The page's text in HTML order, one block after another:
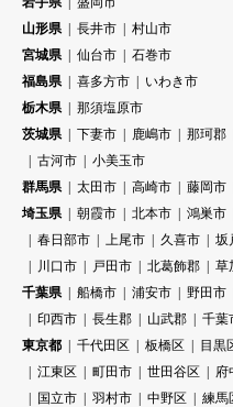
山形県
長井市
村山市
宮城県
仙台市
石巻市
福島県
喜多方市
いわき市
栃木県
那須塩原市
茨城県
下妻市 鹿嶋市 那珂郡
古河市
小美玉市
群馬県
太田市 高崎市 藤岡市
埼玉県
朝霞市 北本市 鴻巣市
春日部市
上尾市 久喜市 坂
川口市
戸田市 北葛飾郡 草
千葉県
船橋市 浦安市 野田市
印西市
長生郡 山武郡 千葉
東京都
千代田区 板橋区 目黒
江東区
町田市 世田谷区 府
国立市
羽村市 中野区 練馬